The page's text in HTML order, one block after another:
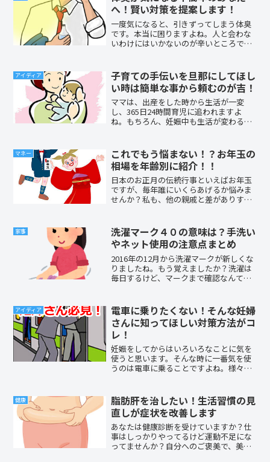
へ！賢い対策を提案します！
一度気になると、引きずってしまう体臭
です。本当に困りますよね。人と会わな
いわけにはいかないのが辛いところです
しているけど、治る気がしない。そんな
あなたへ！自分も納得でき...
アイディア
子育ての手伝いを旦那にしてほし
い時は簡単な事から頼むのが吉！
ママは、出産をした時から生活が一変
し、365日24時間育児に追われますよ
ね。もちろん、妊娠中も生活が変わる部
悪いときには横になって、ゆっくり休む
ことも出来ます。しかし...
マネー
これでもう悩まない！？お年玉の
相場を年齢別に紹介！！
日本のお正月の伝統行事といえばお年玉
ですが、毎年誰にいくらあげるか悩みま
せんか？私も、他の親戚と差がありすぎ
早々こんな風に悩むのは気分がよくない
ですよね。そこでこの記事で...
家事
洗濯マーク４０の意味は？手洗い
やネット使用の注意点まとめ
2016年の12月から洗濯マークが新しくな
りましたね。もう覚えましたか？洗濯は
毎日するけど、マークまで確認なんてあ
のか解説します。「手洗い」や「ネット
使用」の場合の注意点も分かりやすく説
明します。これで洗濯マークは大丈夫！
スッキリしますよ！
アイディア
電車に乗りたくない！そんな妊婦
さんに知ってほしい対策方法がコ
レ！
妊娠をしてからはいろいろなことに気を
使うと思います。そんな時に一番気を使
うのは電車に乗ることですよね。様々な
ますと思います。そこで今回は先輩妊婦
の方が電車に乗るときに対処していた方
法についてお伝えします。
健康
脂肪肝を治したい！生活習慣の見
直しが症状を改善します
あなたは健康診断を受けていますか？仕
事はしっかりやってるけど運動不足にな
ってませんか？自分へのご褒美で、美味